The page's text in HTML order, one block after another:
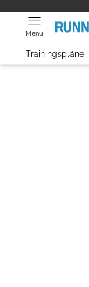
Menü
Trainingspläne